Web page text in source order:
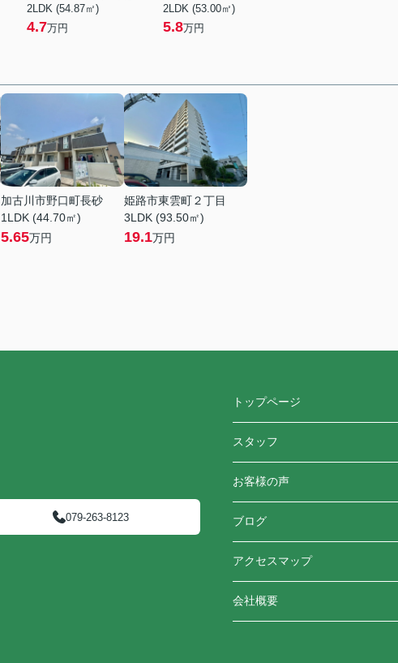
2LDK (54.87㎡)
4.7万円
2LDK (53.00㎡)
5.8万円
加古川市野口町長砂
1LDK (44.70㎡)
5.65万円
姫路市東雲町２丁目
3LDK (93.50㎡)
19.1万円
079-263-8123
トップページ
スタッフ
お客様の声
ブログ
アクセスマップ
会社概要